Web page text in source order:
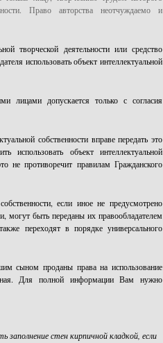
Право авторства неотчуждаемо и
творческой деятельности или средство
использовать объект интеллектуальной
лицами допускается только с согласия
собственности вправе передать это
объект интеллектуальной
не противоречит правилам Гражданского
если иное не предусмотрено
могут быть переданы их правообладателем
переходят в порядке универсального
сыном проданы права на использование
Для полной информации Вам нужно
заполнение стен кирпичной кладкой, если